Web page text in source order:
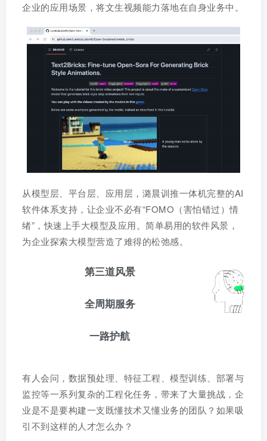
企业的应用场景，将文生视频能力落地在自身业务中。
从模型层、平台层、应用层，潞晨训推一体机完整的AI
软件体系支持，让企业不必有“FOMO（害怕错过）情
绪”，快速上手大模型及应用。简单易用的软件风景，
为企业探索大模型营造了难得的松弛感。
第三道风景
全周期服务
一路护航
有人会问，数据预处理、特征工程、模型训练、部署与
监控等一系列复杂的工程化任务，带来了大量挑战，企
业是不是要构建一支既懂技术又懂业务的团队？如果吸
引不到这样的人才怎么办？